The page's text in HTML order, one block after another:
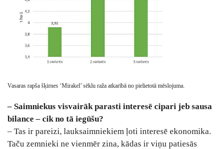
Vasaras rapša šķirnes ‘Mirakel’ sēklu raža atkarībā no pielietotā mēslojuma.
– Saimniekus visvairāk parasti interesē cipari jeb sausa
bilance – cik no tā iegūšu?
– Tas ir pareizi, lauksaimniekiem ļoti interesē ekonomika.
Taču zemnieki ne vienmēr zina, kādas ir viņu patiesās